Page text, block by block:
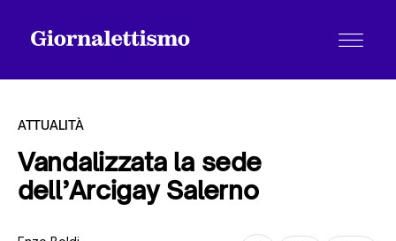
Tutti gli articoli
ATTUALITÀ
Vandalizzata la sede
dell’Arcigay Salerno